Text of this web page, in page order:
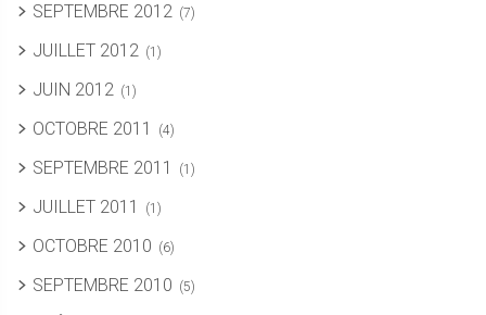
SEPTEMBRE 2012 (7)
JUILLET 2012 (1)
JUIN 2012 (1)
OCTOBRE 2011 (4)
SEPTEMBRE 2011 (1)
JUILLET 2011 (1)
OCTOBRE 2010 (6)
SEPTEMBRE 2010 (5)